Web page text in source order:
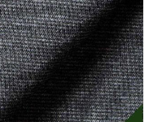
ビー・ブルー系
レー系
柄